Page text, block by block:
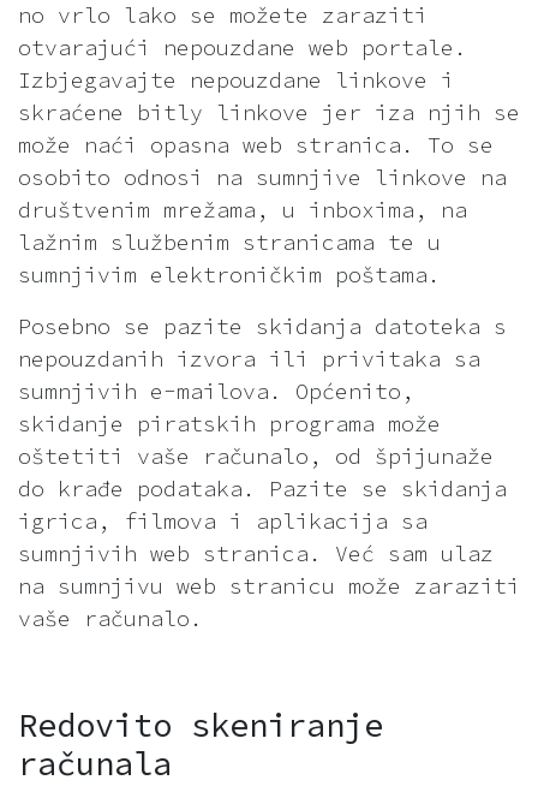
no vrlo lako se možete zaraziti
otvarajući nepouzdane web portale.
Izbjegavajte nepouzdane linkove i
skraćene bitly linkove jer iza njih se
može naći opasna web stranica. To se
osobito odnosi na sumnjive linkove na
društvenim mrežama, u inboxima, na
lažnim službenim stranicama te u
sumnjivim elektroničkim poštama.
Posebno se pazite skidanja datoteka s
nepouzdanih izvora ili privitaka sa
sumnjivih e-mailova. Općenito,
skidanje piratskih programa može
oštetiti vaše računalo, od špijunaže
do krađe podataka. Pazite se skidanja
igrica, filmova i aplikacija sa
sumnjivih web stranica. Već sam ulaz
na sumnjivu web stranicu može zaraziti
vaše računalo.
Redovito skeniranje
računala